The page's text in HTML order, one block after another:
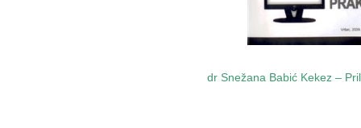
dr Snežana Babić Kekez –